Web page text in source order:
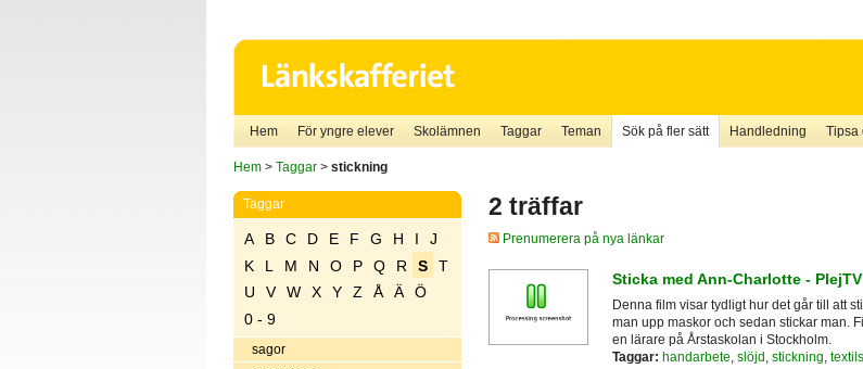
Hem För yngre elever Skolämnen Taggar Teman Sök på fler sätt Handledning Tipsa
Hem> Taggar> stickning
Taggar
A B C D E F G H I
J
K
L M N O P Q R S
T
U
V W X Y Z Å Ä
Ö
0 - 9
sagor
2 träffar
Prenumerera på nya länkar
Sticka med Ann-Charlotte - PlejTV
Denna film visar tydligt hur det går till att
man upp maskor och sedan stickar man.
en lärare på Årstaskolan i Stockholm.
Taggar: handarbete slöjd stickning